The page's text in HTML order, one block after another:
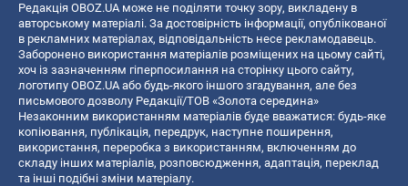
Редакція OBOZ.UA може не поділяти точку зору, викладену в
авторському матеріалі. За достовірність інформації, опублікованої
в рекламних матеріалах, відповідальність несе рекламодавець.
Заборонено використання матеріалів розміщених на цьому сайті,
хоч із зазначенням гіперпосилання на сторінку цього сайту,
логотипу OBOZ.UA або будь-якого іншого згадування, але без
письмового дозволу Редакції/ТОВ «Золота середина»
Незаконним використанням матеріалів буде вважатися: будь-яке
копiювання, публiкацiя, передрук, наступне поширення,
використання, переробка з використанням, включенням до
складу інших матеріалів, розповсюдження, адаптація, переклад
та інші подібні зміни матеріалу.